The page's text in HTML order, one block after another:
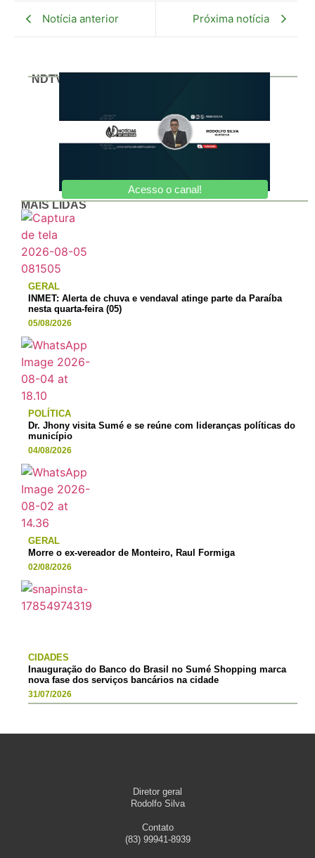
Notícia anterior Próxima notícia
NDTV
Acesso o canal!
MAIS LIDAS
GERAL
INMET: Alerta de chuva e vendaval atinge parte da Paraíba
nesta quarta-feira (05)
05/08/2026
POLÍTICA
Dr. Jhony visita Sumé e se reúne com lideranças políticas do
município
04/08/2026
GERAL
Morre o ex-vereador de Monteiro, Raul Formiga
02/08/2026
CIDADES
Inauguração do Banco do Brasil no Sumé Shopping marca
nova fase dos serviços bancários na cidade
31/07/2026
Diretor geral
Rodolfo Silva
Contato
(83) 99941-8939